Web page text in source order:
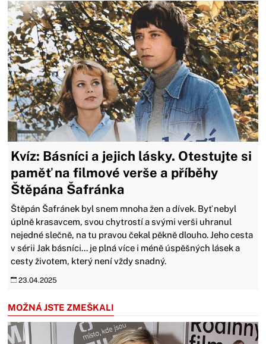
Kvíz: Básníci a jejich lásky. Otestujte si
paměť na filmové verše a příběhy
Štěpána Šafránka
Štěpán Šafránek byl snem mnoha žen a dívek. Byť nebyl
úplně krasavcem, svou chytrostí a svými verši uhranul
nejedné slečně, na tu pravou čekal pěkně dlouho. Jeho cesta
v sérii Jak básníci... je plná více i méně úspěšných lásek a
cesty životem, který není vždy snadný.
23.04.2025
MOŽNÁ JSTE ZMEŠKALI